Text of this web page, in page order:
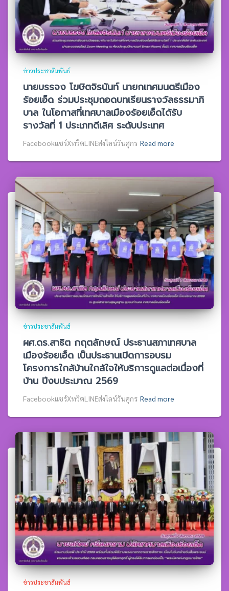
ข่าวประชาสัมพันธ์
นายบรรจง โฆษิตจิรนันท์ นายกเทศมนตรีเมือง
ร้อยเอ็ด ร่วมประชุมถอดบทเรียนรางวัลธรรมาภิ
บาล ในโอกาสที่เทศบาลเมืองร้อยเอ็ดได้รับ
รางวัลที่ 1 ประเภทดีเลิศ ระดับประเทศ
Facebookแชร์XทวิตLINEส่งไลน์วันศุกร Read more
ข่าวประชาสัมพันธ์
ผศ.ดร.สาธิต กฤตลักษณ์ ประธานสภาเทศบาล
เมืองร้อยเอ็ด เป็นประธานเปิดการอบรม
โครงการใกล้บ้านใกล้ใจให้บริการดูแลต่อเนื่องที่
บ้าน ปีงบประมาณ 2569
Facebookแชร์XทวิตLINEส่งไลน์วันศุกร Read more
ข่าวประชาสัมพันธ์